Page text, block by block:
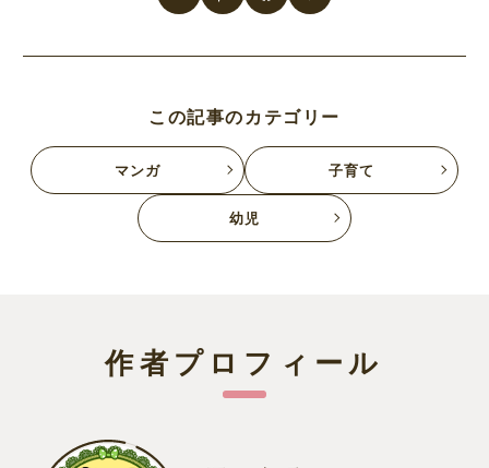
この記事のカテゴリー
マンガ 子育て
幼児
作者プロフィール